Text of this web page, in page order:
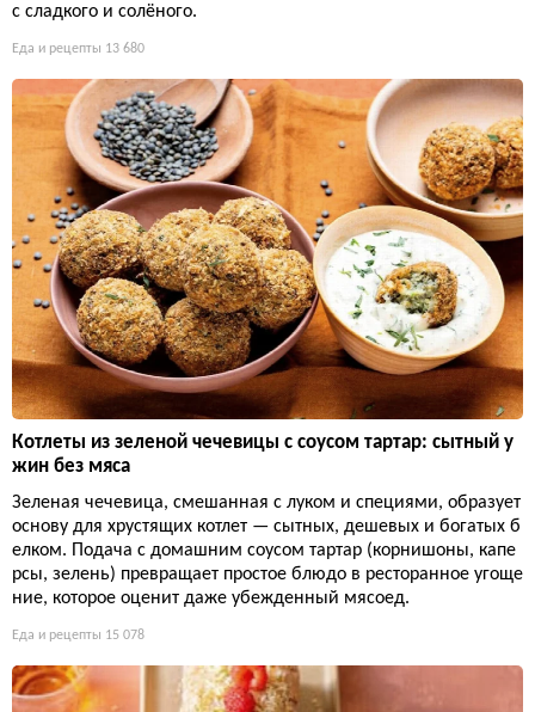
с сладкого и солёного.
Еда и рецепты 13 680
Котлеты из зеленой чечевицы с соусом тартар: сытный у
жин без мяса
Зеленая чечевица, смешанная с луком и специями, образует
основу для хрустящих котлет — сытных, дешевых и богатых б
елком. Подача с домашним соусом тартар (корнишоны, капе
рсы, зелень) превращает простое блюдо в ресторанное угоще
ние, которое оценит даже убежденный мясоед.
Еда и рецепты 15 078